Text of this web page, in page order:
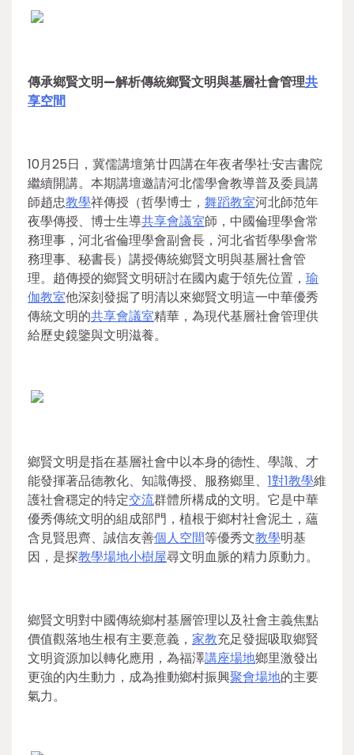
傳承鄉賢文明—解析傳統鄉賢文明與基層社會管理共
享空間
10月25日，冀儒講壇第廿四講在年夜者學社·安吉書院
繼續開講。本期講壇邀請河北儒學會教導普及委員講
師趙忠教學祥傳授（哲學博士， 舞蹈教室河北師范年
夜學傳授、博士生導共享會議室師，中國倫理學會常
務理事，河北省倫理學會副會長，河北省哲學學會常
務理事、秘書長）講授傳統鄉賢文明與基層社會管
理。趙傳授的鄉賢文明研討在國內處于領先位置， 瑜
伽教室他深刻發掘了明清以來鄉賢文明這一中華優秀
傳統文明的共享會議室精華，為現代基層社會管理供
給歷史鏡鑒與文明滋養。
鄉賢文明是指在基層社會中以本身的德性、學識、才
能發揮著品德教化、知識傳授、服務鄉里、 1對1教學維
護社會穩定的特定交流群體所構成的文明。它是中華
優秀傳統文明的組成部門，植根于鄉村社會泥土，蘊
含見賢思齊、誠信友善個人空間等優秀文教學明基
因，是探教學場地小樹屋尋文明血脈的精力原動力。
鄉賢文明對中國傳統鄉村基層管理以及社會主義焦點
價值觀落地生根有主要意義， 家教充足發掘吸取鄉賢
文明資源加以轉化應用，為福澤講座場地鄉里激發出
更強的內生動力，成為推動鄉村振興聚會場地的主要
氣力。